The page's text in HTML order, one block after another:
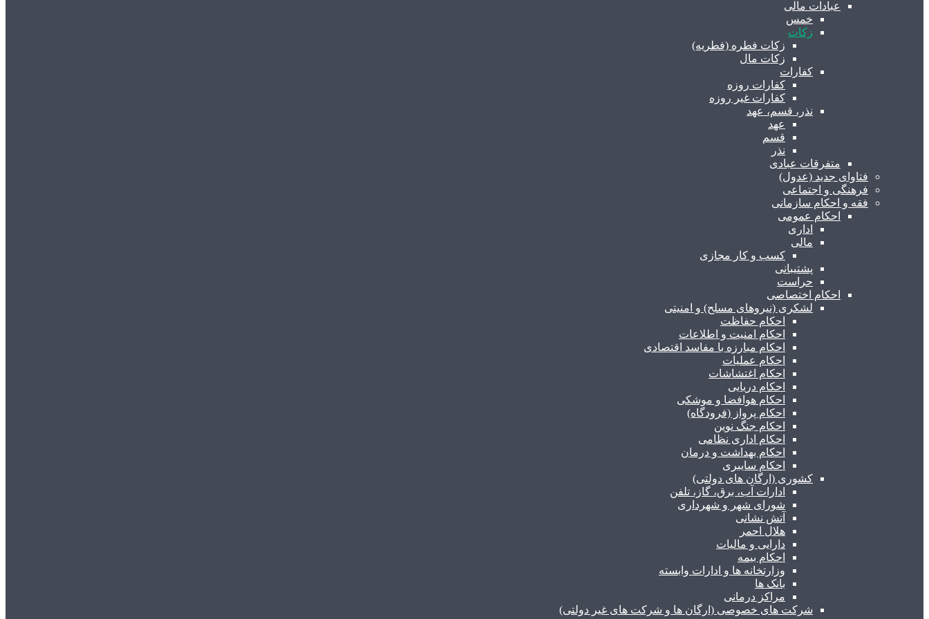
عبادات مالی
خمس
زکات
زکات فطره (فطریه)
زکات مال
کفارات
کفارات روزه
کفارات غیر روزه
نذر، قسم، عهد
عهد
قسم
نذر
متفرقات عبادی
فتاوای جدید (عدول)
فرهنگی و اجتماعی
فقه و احکام سازمانی
احکام عمومی
اداری
مالی
کسب و کار مجازی
پشتیبانی
حراست
احکام اختصاصی
لشکری (نیروهای مسلح) و امنیتی
احکام حفاظت
احکام امنیت و اطلاعات
احکام مبارزه با مفاسد اقتصادی
احکام عملیات
احکام اغتشاشات
احکام دریایی
احکام هوافضا و موشکی
احکام پرواز (فرودگاه)
احکام جنگ نوین
احکام اداری نظامی
احکام بهداشت و درمان
احکام سایبری
کشوری (ارگان های دولتی)
ادارات آب، برق، گاز، تلفن
شورای شهر و شهرداری
آتش نشانی
هلال احمر
دارایی و مالیات
احکام بیمه
وزارتخانه ها و ادارات وابسته
بانک ها
مراکز درمانی
شرکت های خصوصی (ارگان ها و شرکت های غیر دولتی)